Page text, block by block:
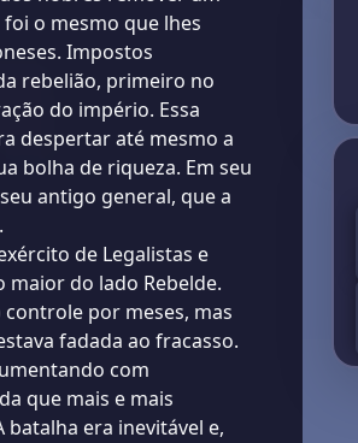
o mesmo que lhes
Impostos
rebelião, primeiro no
do império. Essa
despertar até mesmo a
bolha de riqueza. Em seu
antigo general, que a
de Legalistas e
do lado Rebelde.
por meses, mas
fadada ao fracasso.
com
que mais e mais
batalha era inevitável e,